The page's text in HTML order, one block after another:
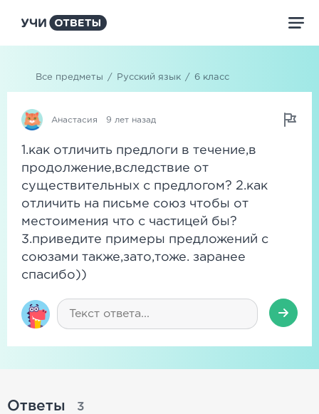
Все предметы / Русский язык / 6 класс
Анастасия 9 лет назад
1.как отличить предлоги в течение,в
продолжение,вследствие от
существительных с предлогом? 2.как
отличить на письме союз чтобы от
местоимения что с частицей бы?
3.приведите примеры предложений с
союзами также,зато,тоже. заранее
спасибо))
Ответы 3